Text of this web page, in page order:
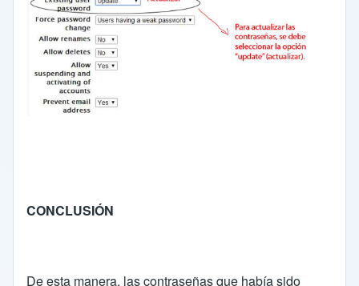
CONCLUSIÓN
De esta manera, las contraseñas que había sido